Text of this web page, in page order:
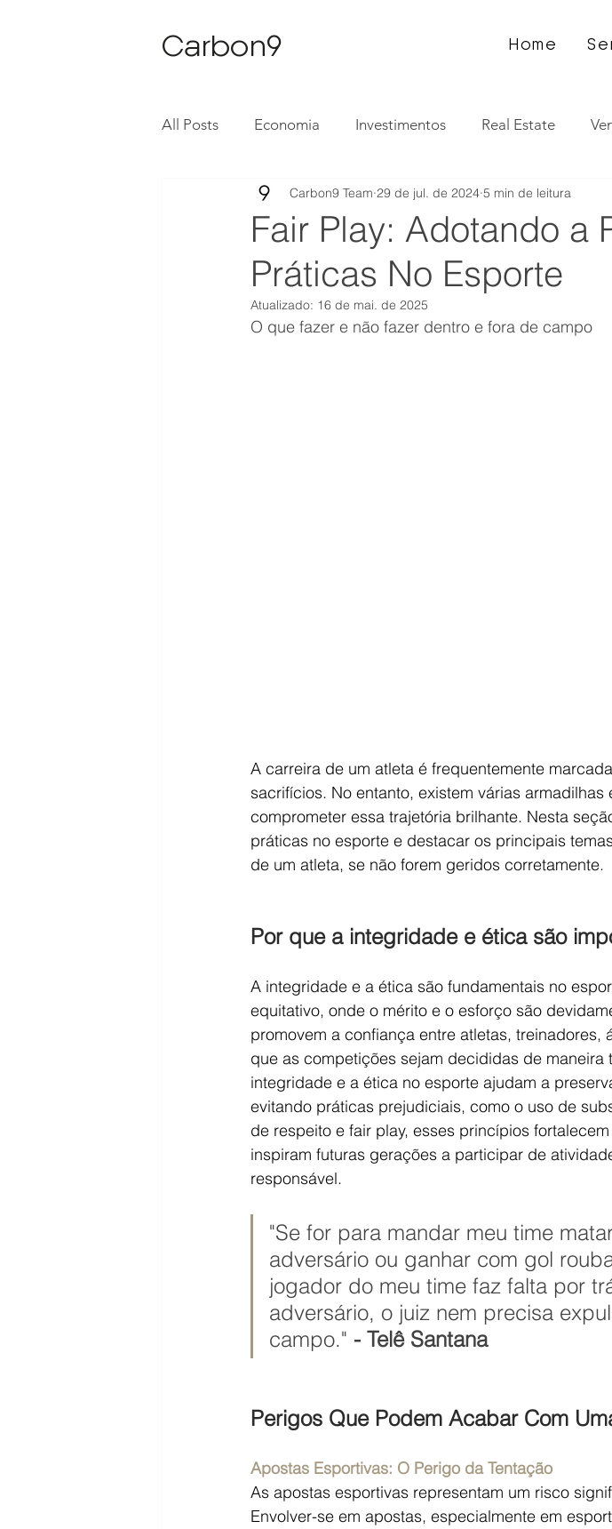
Carbon9 Home
All Posts Economia Investimentos Real Estate
Enriquecimento Eclético Empreendedorismo Jurídico
Fair Play: Adotando a
Práticas No Esporte
Carbon9 Team 29 de jul. de 2024 5 min de leitura
Atualizado: 16 de mai. de 2025
O que fazer e não fazer dentro e fora de campo
A carreira de um atleta é frequentemente
sacrifícios. No entanto, existem várias
comprometer essa trajetória brilhante. Nesta
práticas no esporte e destacar os principais
de um atleta, se não forem geridos corretamente.
Por que a integridade e ética são
A integridade e a ética são fundamentais no
equitativo, onde o mérito e o esforço são
promovem a confiança entre atletas,
que as competições sejam decididas de maneira
integridade e a ética no esporte ajudam a
evitando práticas prejudiciais, como o uso de
de respeito e fair play, esses princípios
inspiram futuras gerações a participar de
responsável.
"Se for para mandar meu time
adversário ou ganhar com gol
jogador do meu time faz falta por
adversário, o juiz nem precisa
campo." - Telê Santana
Perigos Que Podem Acabar Com
Apostas Esportivas: O Perigo da Tentação
As apostas esportivas representam um risco
Envolver-se em apostas, especialmente em